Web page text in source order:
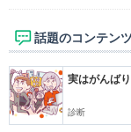
話題のコンテンツ
実はがんば
診断